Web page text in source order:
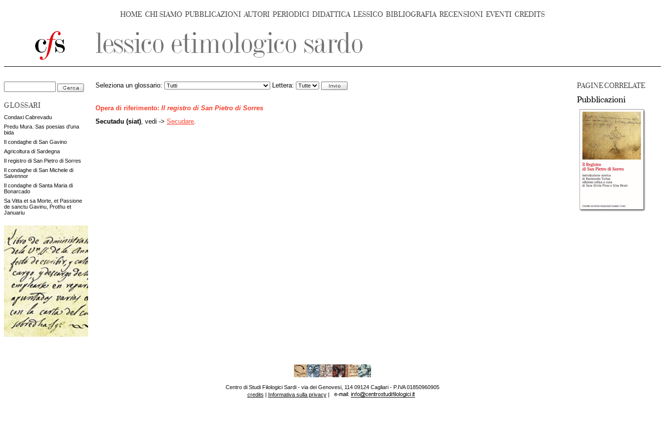
HOME CHI SIAMO PUBBLICAZIONI AUTORI PERIODICI DIDATTICA LESSICO BIBLIOGRAFIA RECENSIONI EVENTI CREDITS
GLOSSARI
Condaxi Cabrevadu
Predu Mura. Sas poesias d'una
bida
Il condaghe di San Gavino
Agricoltura di Sardegna
Il registro di San Pietro di Sorres
Il condaghe di San Michele di
Salvennor
Il condaghe di Santa Maria di
Bonarcado
Sa Vitta et sa Morte, et Passione
de sanctu Gavinu, Prothu et
Januariu
PAGINE CORRELATE
Pubblicazioni
Seleziona un glossario: Lettera:
Opera di riferimento: Il registro di San Pietro di Sorres
Secutadu (siat) , vedi -> Secudare
Centro di Studi Filologici Sardi - via dei Genovesi, 114 09124 Cagliari - P.IVA 01850960905
credits | Informativa sulla privacy|